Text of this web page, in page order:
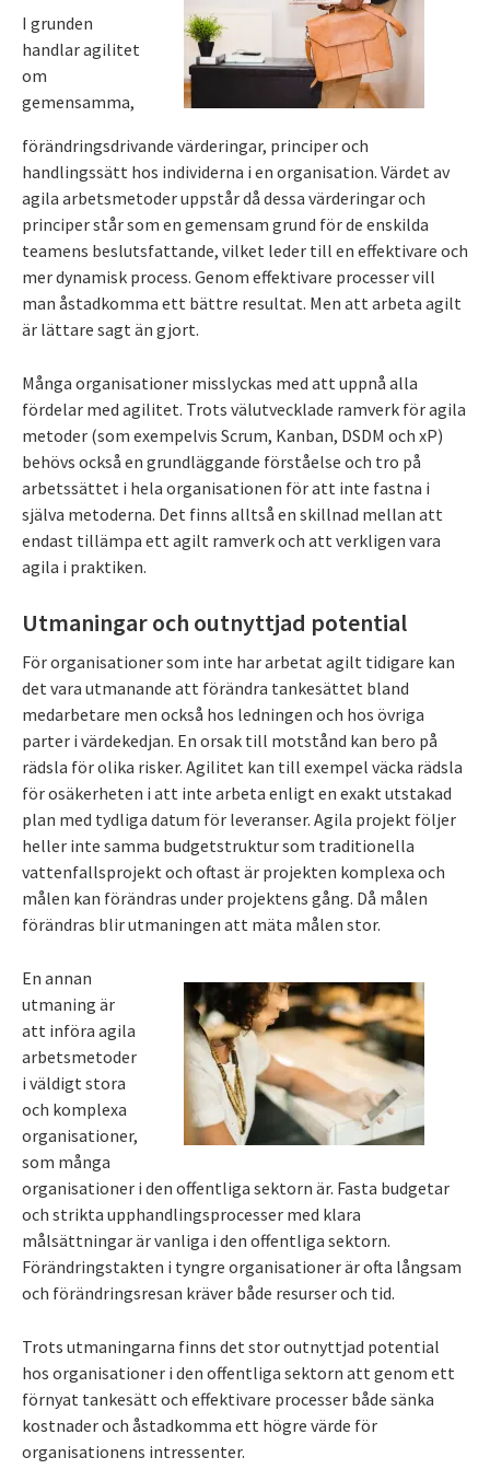
I grunden
handlar agilitet
om
gemensamma,
förändringsdrivande värderingar, principer och
handlingssätt hos individerna i en organisation. Värdet av
agila arbetsmetoder uppstår då dessa värderingar och
principer står som en gemensam grund för de enskilda
teamens beslutsfattande, vilket leder till en effektivare och
mer dynamisk process. Genom effektivare processer vill
man åstadkomma ett bättre resultat. Men att arbeta agilt
är lättare sagt än gjort.
Många organisationer misslyckas med att uppnå alla
fördelar med agilitet. Trots välutvecklade ramverk för agila
metoder (som exempelvis Scrum, Kanban, DSDM och xP)
behövs också en grundläggande förståelse och tro på
arbetssättet i hela organisationen för att inte fastna i
själva metoderna. Det finns alltså en skillnad mellan att
endast tillämpa ett agilt ramverk och att verkligen vara
agila i praktiken.
Utmaningar och outnyttjad potential
För organisationer som inte har arbetat agilt tidigare kan
det vara utmanande att förändra tankesättet bland
medarbetare men också hos ledningen och hos övriga
parter i värdekedjan. En orsak till motstånd kan bero på
rädsla för olika risker. Agilitet kan till exempel väcka rädsla
för osäkerheten i att inte arbeta enligt en exakt utstakad
plan med tydliga datum för leveranser. Agila projekt följer
heller inte samma budgetstruktur som traditionella
vattenfallsprojekt och oftast är projekten komplexa och
målen kan förändras under projektens gång. Då målen
förändras blir utmaningen att mäta målen stor.
En annan
utmaning är
att införa agila
arbetsmetoder
i väldigt stora
och komplexa
organisationer,
som många
organisationer i den offentliga sektorn är. Fasta budgetar
och strikta upphandlingsprocesser med klara
målsättningar är vanliga i den offentliga sektorn.
Förändringstakten i tyngre organisationer är ofta långsam
och förändringsresan kräver både resurser och tid.
Trots utmaningarna finns det stor outnyttjad potential
hos organisationer i den offentliga sektorn att genom ett
förnyat tankesätt och effektivare processer både sänka
kostnader och åstadkomma ett högre värde för
organisationens intressenter.